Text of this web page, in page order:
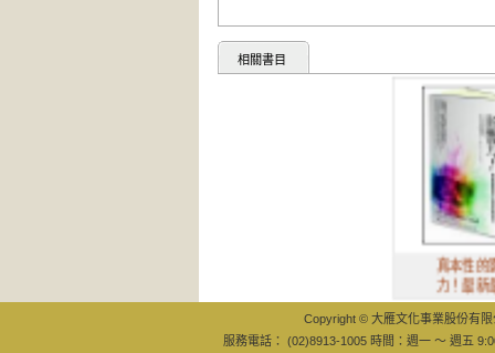
相關書目
真本性的影響
力！最新最震
Copyright © 大雁文化事業股份有
服務電話： (02)8913-1005 時間：週一 ～ 週五